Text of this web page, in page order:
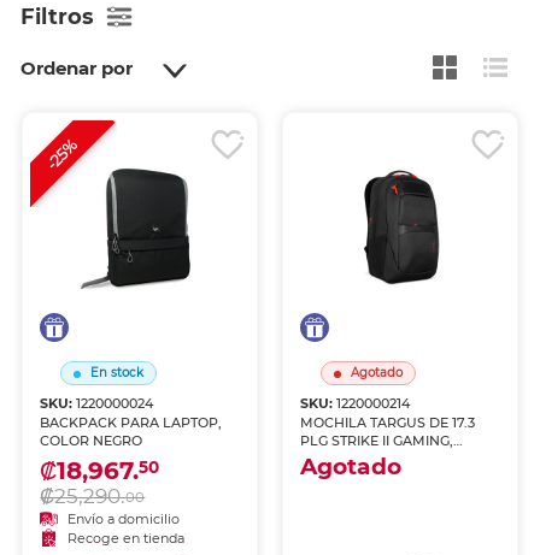
Filtros
Ordenar por
En stock
SKU:1220000024
BACKPACK PARA LAPTOP,
COLOR NEGRO
₡18,967.50
₡25,290.00
Envío a domicilio
Recoge en tienda
-25%
Agotado
SKU: 1220000214
MOCHILA TARGUS DE 17.3
PLG STRIKE II GAMING,
NEGRO
Agotado